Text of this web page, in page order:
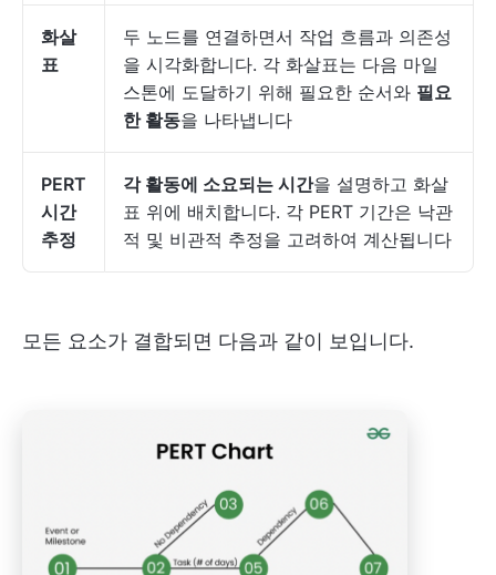
화살
표
두 노드를 연결하면서 작업 흐름과 의존성
을 시각화합니다. 각 화살표는 다음 마일
스톤에 도달하기 위해 필요한 순서와 필요
한 활동을 나타냅니다
PERT
시간
추정
각 활동에 소요되는 시간을 설명하고 화살
표 위에 배치합니다. 각 PERT 기간은 낙관
적 및 비관적 추정을 고려하여 계산됩니다
모든 요소가 결합되면 다음과 같이 보입니다.